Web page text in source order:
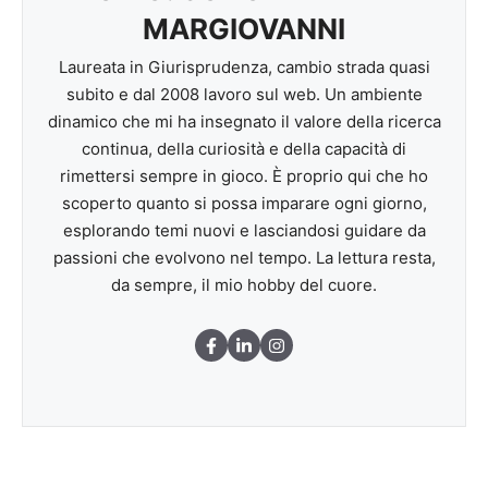
MARGIOVANNI
Laureata in Giurisprudenza, cambio strada quasi
subito e dal 2008 lavoro sul web. Un ambiente
dinamico che mi ha insegnato il valore della ricerca
continua, della curiosità e della capacità di
rimettersi sempre in gioco. È proprio qui che ho
scoperto quanto si possa imparare ogni giorno,
esplorando temi nuovi e lasciandosi guidare da
passioni che evolvono nel tempo. La lettura resta,
da sempre, il mio hobby del cuore.